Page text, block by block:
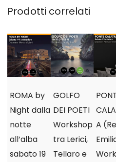
Prodotti correlati
ROMA by
Night dalla
notte
all’alba
sabato 19
GOLFO
DEI POETI
Workshop
tra Lerici,
Tellaro e
A